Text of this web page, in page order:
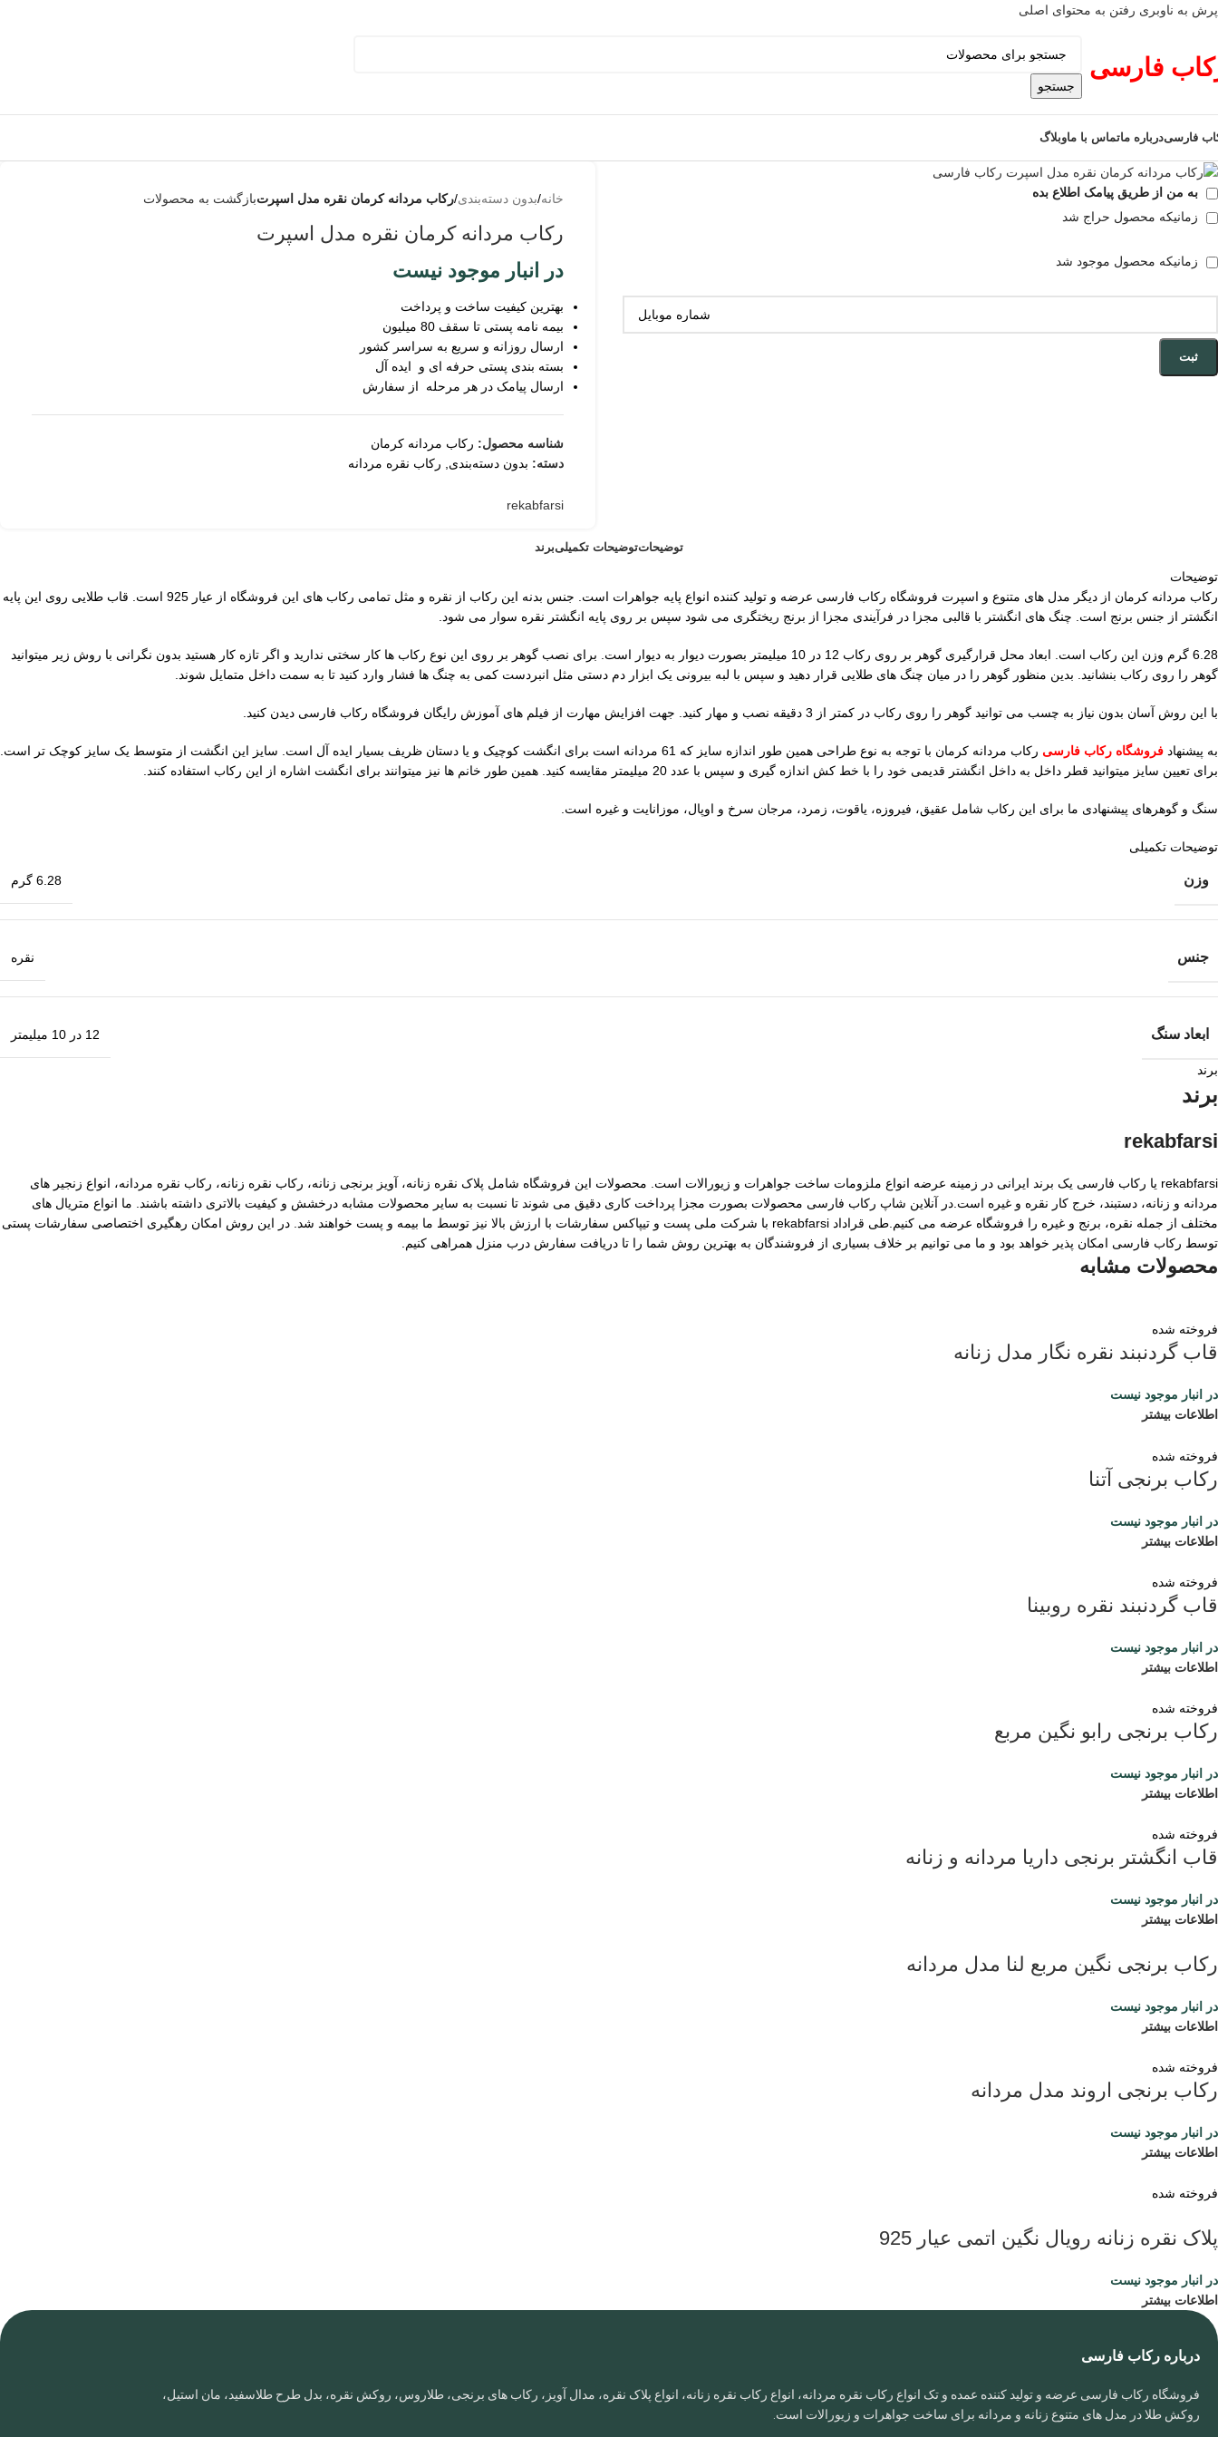
پرش به ناوبری رفتن به محتوای اصلی
فارسی
جستجو
فارسیدرباره ماتماس با ماوبلاگ
به من از طریق پیامک اطلاع بده
زمانیکه محصول حراج شد
زمانیکه محصول موجود شد
ثبت
خانه/بدون دسته‌بندی/رکاب مردانه کرمان نقره مدل اسپرتبازگشت به محصولات
رکاب مردانه کرمان نقره مدل اسپرت
در انبار موجود نیست
بهترین کیفیت ساخت و پرداخت
بیمه نامه پستی تا سقف 80 میلیون
ارسال روزانه و سریع به سراسر کشور
بسته بندی پستی حرفه ای و ایده آل
ارسال پیامک در هر مرحله از سفارش
شناسه محصول: رکاب مردانه کرمان
دسته: بدون دسته‌بندی رکاب نقره مردانه
rekabfarsi
توضیحاتتوضیحات تکمیلیبرند
توضیحات
رکاب مردانه کرمان از دیگر مدل های متنوع و اسپرت فروشگاه رکاب فارسی عرضه و تولید کننده انواع پایه جواهرات است. جنس بدنه این رکاب از نقره و مثل تمامی رکاب های این فروشگاه از عیار 925 است. قاب طلایی روی این پایه
انگشتر از جنس برنج است. چنگ های انگشتر با قالبی مجزا در فرآیندی مجزا از برنج ریختگری می شود سپس بر روی پایه انگشتر نقره سوار می شود.
6.28 گرم وزن این رکاب است. ابعاد محل قرارگیری گوهر بر روی رکاب 12 در 10 میلیمتر بصورت دیوار به دیوار است. برای نصب گوهر بر روی این نوع رکاب ها کار سختی ندارید و اگر تازه کار هستید بدون نگرانی با روش زیر میتوانید
گوهر را روی رکاب بنشانید. بدین منظور گوهر را در میان چنگ های طلایی قرار دهید و سپس با لبه بیرونی یک ابزار دم دستی مثل انبردست کمی به چنگ ها فشار وارد کنید تا به سمت داخل متمایل شوند.
با این روش آسان بدون نیاز به چسب می توانید گوهر را روی رکاب در کمتر از 3 دقیقه نصب و مهار کنید. جهت افزایش مهارت از فیلم های آموزش رایگان فروشگاه رکاب فارسی دیدن کنید.
به پیشنهاد فروشگاه رکاب فارسی
رکاب مردانه کرمان با توجه به نوع طراحی همین طور اندازه سایز که 61 مردانه است برای انگشت کوچیک و یا دستان ظریف بسیار ایده آل است. سایز این انگشت از متوسط یک سایز کوچک تر است.
برای تعیین سایز میتوانید قطر داخل به داخل انگشتر قدیمی خود را با خط کش اندازه گیری و سپس با عدد 20 میلیمتر مقایسه کنید. همین طور خانم ها نیز میتوانند برای انگشت اشاره از این رکاب استفاده کنند.
سنگ و گوهرهای پیشنهادی ما برای این رکاب شامل عقیق، فیروزه، یاقوت، زمرد، مرجان سرخ و اوپال، موزانایت و غیره است.
توضیحات تکمیلی
وزن 6.28 گرم
جنس نقره
ابعاد سنگ 12 در 10 میلیمتر
برند
برند
rekabfarsi
rekabfarsi یا رکاب فارسی یک برند ایرانی در زمینه عرضه انواع ملزومات ساخت جواهرات و زیورالات است. محصولات این فروشگاه شامل پلاک نقره زنانه، آویز برنجی زنانه، رکاب نقره زنانه، رکاب نقره مردانه، انواع زنجیر های
مردانه و زنانه، دستبند، خرج کار نقره و غیره است.در آنلاین شاپ رکاب فارسی محصولات بصورت مجزا پرداخت کاری دقیق می شوند تا نسبت به سایر محصولات مشابه درخشش و کیفیت بالاتری داشته باشند. ما انواع متریال های
مختلف از جمله نقره، برنج و غیره را فروشگاه عرضه می کنیم.طی قراداد rekabfarsi با شرکت ملی پست و تیپاکس سفارشات با ارزش بالا نیز توسط ما بیمه و پست خواهند شد. در این روش امکان رهگیری اختصاصی سفارشات پستی
توسط رکاب فارسی امکان پذیر خواهد بود و ما می توانیم بر خلاف بسیاری از فروشندگان به بهترین روش شما را تا دریافت سفارش درب منزل همراهی کنیم.
محصولات مشابه
فروخته شده
قاب گردنبند نقره نگار مدل زنانه
در انبار موجود نیست
اطلاعات بیشتر
فروخته شده
رکاب برنجی آتنا
در انبار موجود نیست
اطلاعات بیشتر
فروخته شده
قاب گردنبند نقره روبینا
در انبار موجود نیست
اطلاعات بیشتر
فروخته شده
رکاب برنجی رابو نگین مربع
در انبار موجود نیست
اطلاعات بیشتر
فروخته شده
قاب انگشتر برنجی داریا مردانه و زنانه
در انبار موجود نیست
اطلاعات بیشتر
رکاب برنجی نگین مربع لنا مدل مردانه
در انبار موجود نیست
اطلاعات بیشتر
فروخته شده
رکاب برنجی اروند مدل مردانه
در انبار موجود نیست
اطلاعات بیشتر
فروخته شده
پلاک نقره زنانه رویال نگین اتمی عیار 925
در انبار موجود نیست
اطلاعات بیشتر
درباره رکاب فارسی
فروشگاه رکاب فارسی عرضه و تولید کننده عمده و تک انواع رکاب نقره مردانه، انواع رکاب نقره زنانه، انواع پلاک نقره، مدال آویز، رکاب های برنجی، طلاروس، روکش نقره، بدل طرح طلاسفید، مان استیل،
روکش طلا در مدل های متنوع زنانه و مردانه برای ساخت جواهرات و زیورالات است.